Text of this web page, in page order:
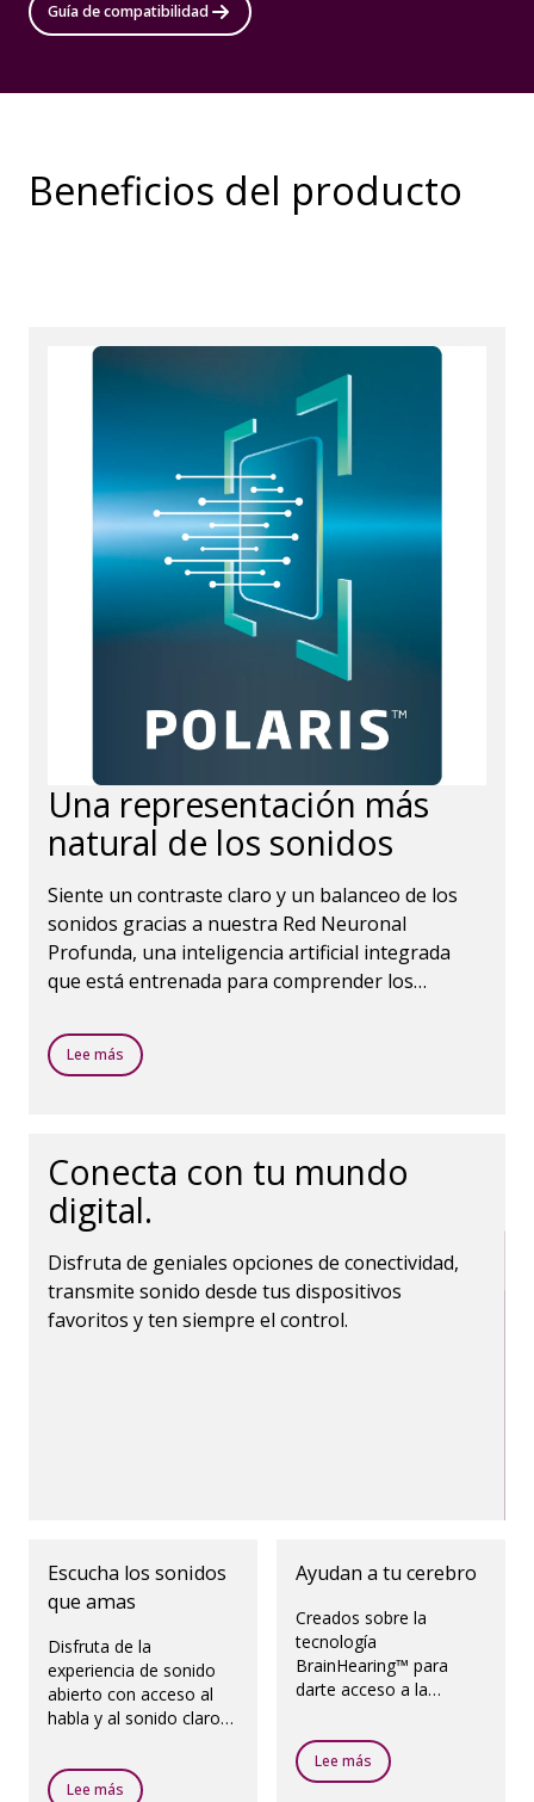
Guía de compatibilidad
Beneficios del producto
Una representación más
natural de los sonidos
Siente un contraste claro y un balanceo de los
sonidos gracias a nuestra Red Neuronal
Profunda, una inteligencia artificial integrada
que está entrenada para comprender los
Lee más
Conecta con tu mundo
digital.
Disfruta de geniales opciones de conectividad,
transmite sonido desde tus dispositivos
favoritos y ten siempre el control.
Escucha los sonidos
que amas
Disfruta de la
experiencia de sonido
abierto con acceso al
habla y al sonido claro
direcciones, incluso en
presencia de ruido.
Lee más
Ayudan a tu cerebro
Creados sobre la
tecnología
BrainHearing™ para
darte acceso a la
completa, ayudan a la
forma natural en que tu
cerebro funciona.
Lee más